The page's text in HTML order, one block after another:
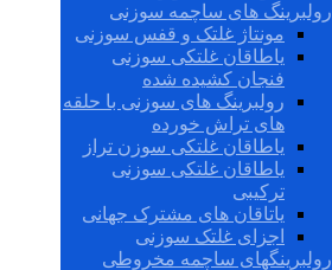
رولبرینگ های ساچمه سوزنی
مونتاژ غلتک و قفس سوزنی
یاطاقان غلتکی سوزنی
فنجان کشیده شده
رولبرینگ های سوزنی با حلقه
های تراش خورده
یاطاقان غلتکی سوزن تراز
یاطاقان غلتکی سوزنی
ترکیبی
یاتاقان های مشترک جهانی
اجزای غلتک سوزنی
رولبرینگهای ساچمه مخروطی